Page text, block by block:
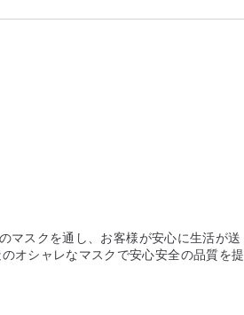
マスクを通し、お客様が安心に生活が送
オシャレなマスクで安心安全の品質を提